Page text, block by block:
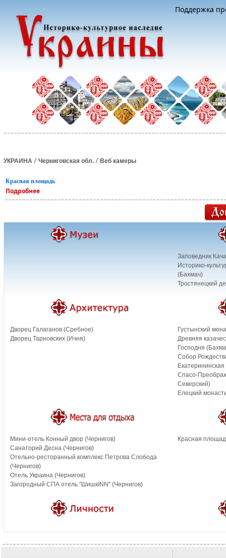
Поддержка
УКРАИНА / Черниговская обл. / Веб камеры
Красная площадь
Подробнее
Заповедник
Историко-
(Бахмач)
Тростянецкий
Дворец Галаганов (Сребное)
Дворец Тарновских (Ичня)
Густынский
Древняя
Господня
Собор
Спасо-
Северский)
Елецкий
Мини-отель Конный двор (Чернигов)
Санаторий Десна (Чернигов)
Отельно-ресторанный комплекс Петрова Слобода
(Чернигов)
Отель Украина (Чернигов)
Загородный СПА отель "ШишкINN" (Чернигов)
Красная